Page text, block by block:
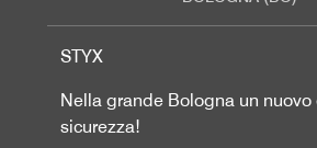
STYX
Nella grande Bologna un
sicurezza!